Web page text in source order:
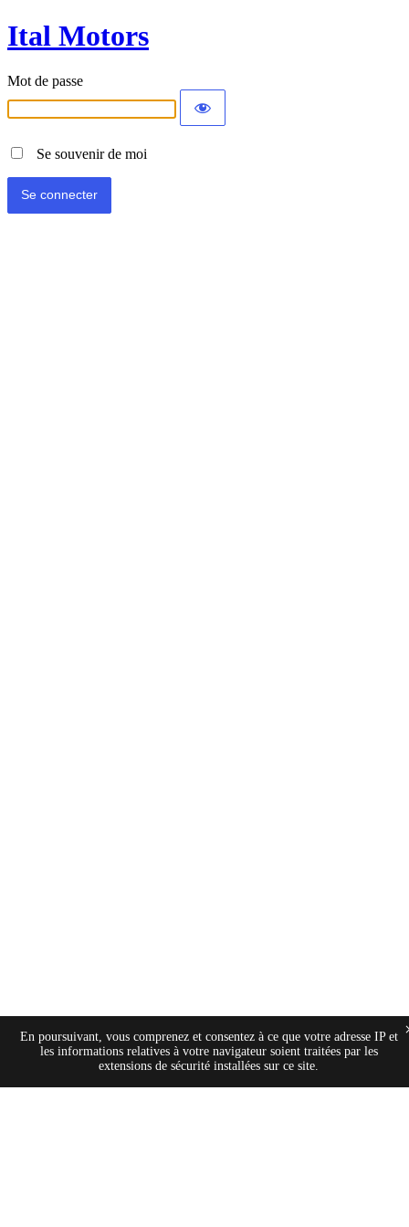
Ital Motors
Mot de passe
Se souvenir de moi
En poursuivant, vous comprenez et consentez à ce que votre adresse IP et
les informations relatives à votre navigateur soient traitées par les
extensions de sécurité installées sur ce site.